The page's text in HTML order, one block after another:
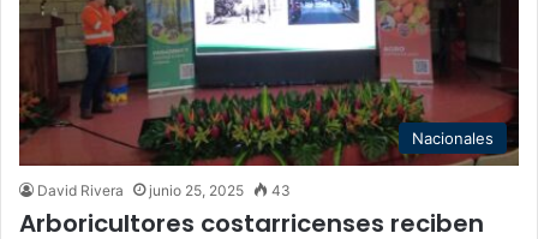
Nacionales
David Rivera junio 25, 2025 43
Arboricultores costarricenses reciben